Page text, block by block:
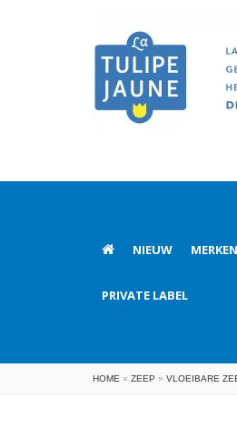
NIEUW MERKEN
PRIVATE LABEL
HOME » ZEEP » VLOEIBARE